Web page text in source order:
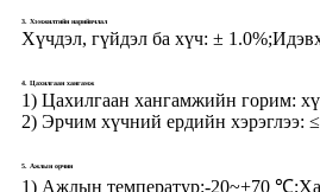
3. Хэмжилтийн нарийвчлал
Хүчдэл, гүйдэл ба хүч: ±
4. Цахилгаан хангамж
1) Цахилгаан хангамжийн горим:
2) Эрчим хүчний ердийн хэрэглээ:
5. Ажлын орчин
1) Ажлын температур:-20~+70